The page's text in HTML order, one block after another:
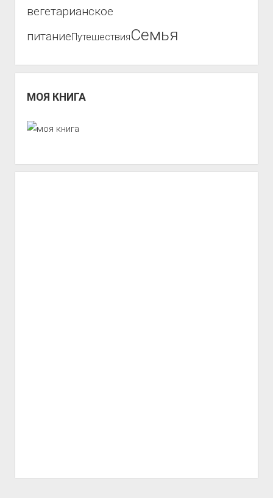
вегетарианское
питаниеПутешествияСемья
МОЯ КНИГА